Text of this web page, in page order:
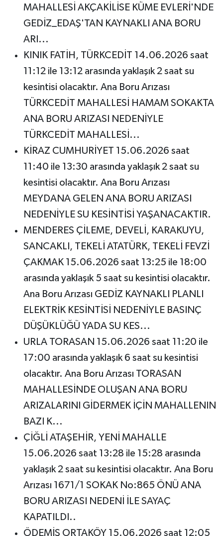
MAHALLESİ AKÇAKİLİSE KÜME EVLERİ'NDE
GEDİZ_EDAŞ'TAN KAYNAKLI ANA BORU
ARI...
KINIK FATİH, TÜRKCEDİT 14.06.2026 saat
11:12 ile 13:12 arasında yaklaşık 2 saat su
kesintisi olacaktır. Ana Boru Arızası
TÜRKCEDİT MAHALLESİ HAMAM SOKAKTA
ANA BORU ARIZASI NEDENİYLE
TÜRKCEDİT MAHALLESİ...
KİRAZ CUMHURİYET 15.06.2026 saat
11:40 ile 13:30 arasında yaklaşık 2 saat su
kesintisi olacaktır. Ana Boru Arızası
MEYDANA GELEN ANA BORU ARIZASI
NEDENİYLE SU KESİNTİSİ YAŞANACAKTIR.
MENDERES ÇİLEME, DEVELİ, KARAKUYU,
SANCAKLI, TEKELİ ATATÜRK, TEKELİ FEVZİ
ÇAKMAK 15.06.2026 saat 13:25 ile 18:00
arasında yaklaşık 5 saat su kesintisi olacaktır.
Ana Boru Arızası GEDİZ KAYNAKLI PLANLI
ELEKTRİK KESİNTİSİ NEDENİYLE BASINÇ
DÜŞÜKLÜĞÜ YADA SU KES...
URLA TORASAN 15.06.2026 saat 11:20 ile
17:00 arasında yaklaşık 6 saat su kesintisi
olacaktır. Ana Boru Arızası TORASAN
MAHALLESİNDE OLUŞAN ANA BORU
ARIZALARINI GİDERMEK İÇİN MAHALLENIN
BAZI K...
ÇİĞLİ ATAŞEHİR, YENİ MAHALLE
15.06.2026 saat 13:28 ile 15:28 arasında
yaklaşık 2 saat su kesintisi olacaktır. Ana Boru
Arızası 1671/1 SOKAK No:865 ÖNÜ ANA
BORU ARIZASI NEDENİ İLE SAYAÇ
KAPATILDI..
ÖDEMİŞ ORTAKÖY 15.06.2026 saat 12:05